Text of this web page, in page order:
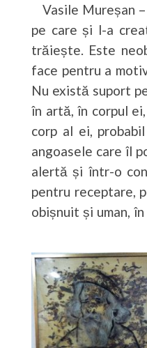
Vasile Mureșan
pe care și l-a
trăiește. Este
face pentru a
Nu există suport
în artă, în corpul
corp al ei,
angoasele care îl
alertă și într-o
pentru receptare,
obișnuit și uman,